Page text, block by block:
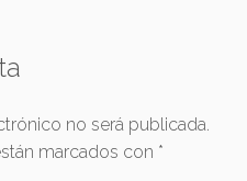
no será publicada.
marcados con *